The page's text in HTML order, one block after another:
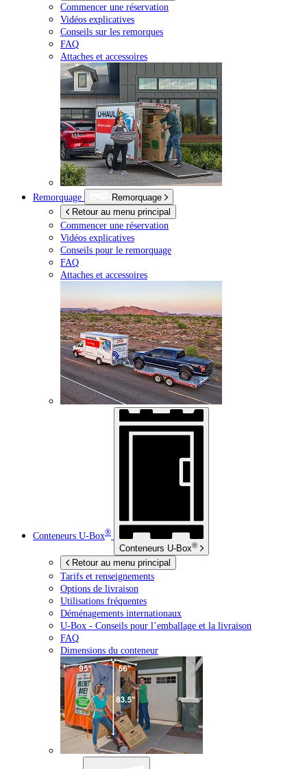
Commencer une réservation
Vidéos explicatives
Conseils sur les remorques
FAQ
Attaches et accessoires
Remorquage
Remorquage
Retour au menu principal
Commencer une réservation
Vidéos explicatives
Conseils pour le remorquage
FAQ
Attaches et accessoires
Conteneurs U-Box®
Conteneurs U-Box®
Retour au menu principal
Tarifs et renseignements
Options de livraison
Utilisations fréquentes
Déménagements internationaux
U-Box - Conseils pour l’emballage et la livraison
FAQ
Dimensions du conteneur